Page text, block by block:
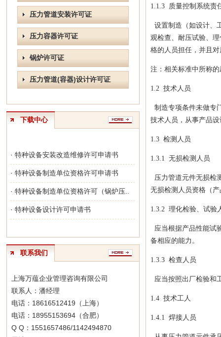
压力管道安装许可证
压力容器许可证
锅炉许可证
压力管道(容器)设计许可证
下载中心
· 特种设备安装改造维修许可申请书
· 特种设备制造单位资格许可申请书
· 特种设备制造单位资格许可（锅炉压..
· 特种设备设计许可申请书
联系我们
上海万蕴企业管理咨询有限公司
联系人：潘经理
电话：18616512419（上海）
电话：18955153694（合肥）
Q Q：1551657486/1142494870
1.1.3 质量控制系统责
设置制造（如设计、
观检查、耐压试验、
格的人员担任，并且
注：相关标准中所称
1.2 技术人员
制造专项条件未做专
技术人员，从事产品
1.3 检测人员
1.3.1 无损检测人员
压力管道元件无损检
无损检测人员资格（
1.3.2 理化检验、试验
应当根据产品性能试
备相应的能力。
1.3.3 检查人员
应当按照出厂检验和
1.4 技术工人
1.4.1 焊接人员